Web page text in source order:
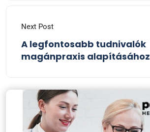
Next Post
A legfontosabb tudnivalók
magánpraxis alapításához